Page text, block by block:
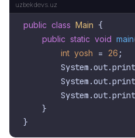
public class Main {
public static void main
int yosh = 26 ;
    }